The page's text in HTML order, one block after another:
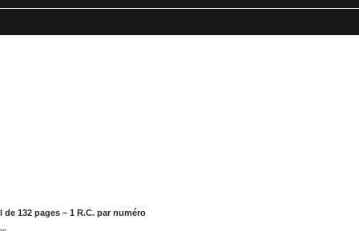
132 pages – 1 R.C. par numéro